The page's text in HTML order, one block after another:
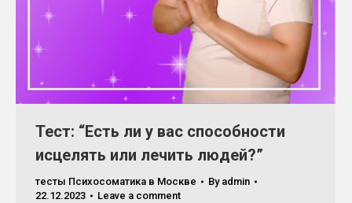
Тест: “Есть ли у вас способности
исцелять или лечить людей?”
тесты Психосоматика в Москве By admin
22.12.2023
Leave a comment